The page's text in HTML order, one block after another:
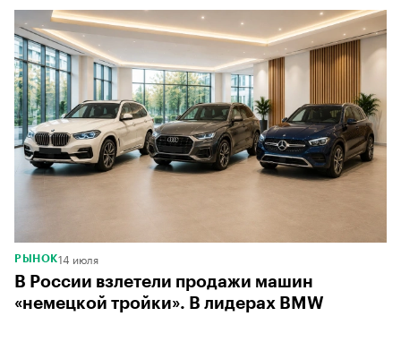
00:00 / 00:00
РЫНОК14 июля
В России взлетели продажи машин
«немецкой тройки». В лидерах BMW